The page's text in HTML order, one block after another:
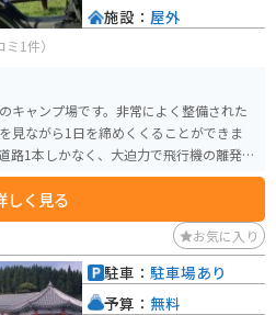
ミ1件）
キャンプ場です。非常によく整備された
見ながら1日を締めくくることができま
路1本しかなく、大迫力で飛行機の離発着
しく見る
施設： 屋外
お気に入り
駐車： 駐車場あり
予算： 無料